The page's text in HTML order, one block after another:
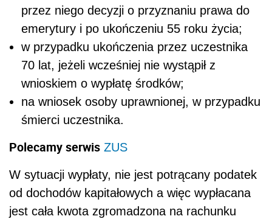
przez niego decyzji o przyznaniu prawa do
emerytury i po ukończeniu 55 roku życia;
w przypadku ukończenia przez uczestnika
70 lat, jeżeli wcześniej nie wystąpił z
wnioskiem o wypłatę środków;
na wniosek osoby uprawnionej, w przypadku
śmierci uczestnika.
Polecamy serwis ZUS
W sytuacji wypłaty, nie jest potrącany podatek
od dochodów kapitałowych a więc wypłacana
jest cała kwota zgromadzona na rachunku